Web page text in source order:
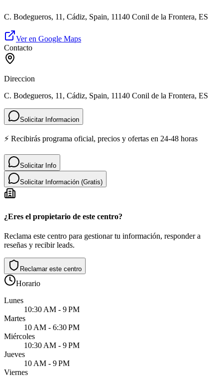
C. Bodegueros, 11, Cádiz, Spain, 11140 Conil de la Frontera, ES
Ver en Google Maps
Contacto
Direccion
C. Bodegueros, 11, Cádiz, Spain, 11140 Conil de la Frontera, ES
Solicitar Informacion
⚡ Recibirás programa oficial, precios y ofertas en 24-48 horas
Solicitar Info
Solicitar Información (Gratis)
¿Eres el propietario de este centro?
Reclama este centro para gestionar tu información, responder a
reseñas y recibir leads.
Reclamar este centro
Horario
Lunes
10:30 AM - 9 PM
Martes
10 AM - 6:30 PM
Miércoles
10:30 AM - 9 PM
Jueves
10 AM - 9 PM
Viernes